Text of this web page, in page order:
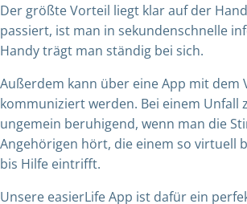
Der größte Vorteil liegt klar auf der
passiert, ist man in sekundenschnelle
Handy trägt man ständig bei sich.
Außerdem kann über eine App mit dem
kommuniziert werden. Bei einem Unfall
ungemein beruhigend, wenn man die
Angehörigen hört, die einem so virtuell
bis Hilfe eintrifft.
Unsere easierLife App ist dafür ein